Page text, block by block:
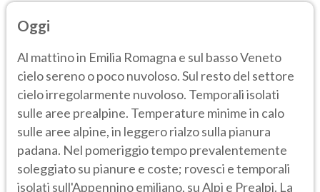
Oggi
Al mattino in Emilia Romagna e sul basso Veneto
cielo sereno o poco nuvoloso. Sul resto del settore
cielo irregolarmente nuvoloso. Temporali isolati
sulle aree prealpine. Temperature minime in calo
sulle aree alpine, in leggero rialzo sulla pianura
padana. Nel pomeriggio tempo prevalentemente
soleggiato su pianure e coste; rovesci e temporali
isolati sull'Appennino emiliano, su Alpi e Prealpi. La